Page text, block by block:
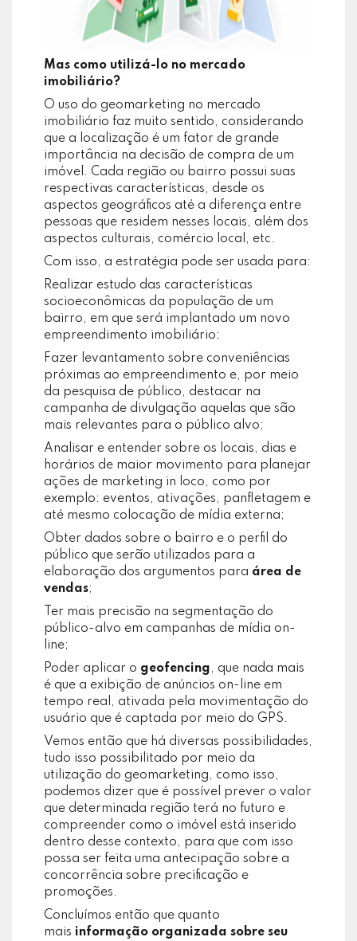
Mas como utilizá-lo no mercado
imobiliário?
O uso do geomarketing no mercado
imobiliário faz muito sentido, considerando
que a localização é um fator de grande
importância na decisão de compra de um
imóvel. Cada região ou bairro possui suas
respectivas características, desde os
aspectos geográficos até a diferença entre
pessoas que residem nesses locais, além dos
aspectos culturais, comércio local, etc.
Com isso, a estratégia pode ser usada para:
Realizar estudo das características
socioeconômicas da população de um
bairro, em que será implantado um novo
empreendimento imobiliário;
Fazer levantamento sobre conveniências
próximas ao empreendimento e, por meio
da pesquisa de público, destacar na
campanha de divulgação aquelas que são
mais relevantes para o público alvo;
Analisar e entender sobre os locais, dias e
horários de maior movimento para planejar
ações de marketing in loco, como por
exemplo: eventos, ativações, panfletagem e
até mesmo colocação de mídia externa;
Obter dados sobre o bairro e o perfil do
público que serão utilizados para a
elaboração dos argumentos para área de
vendas;
Ter mais precisão na segmentação do
público-alvo em campanhas de mídia on-
line;
Poder aplicar o geofencing, que nada mais
é que a exibição de anúncios on-line em
tempo real, ativada pela movimentação do
usuário que é captada por meio do GPS.
Vemos então que há diversas possibilidades,
tudo isso possibilitado por meio da
utilização do geomarketing, como isso,
podemos dizer que é possível prever o valor
que determinada região terá no futuro e
compreender como o imóvel está inserido
dentro desse contexto, para que com isso
possa ser feita uma antecipação sobre a
concorrência sobre precificação e
promoções.
Concluímos então que quanto
mais informação organizada sobre seu